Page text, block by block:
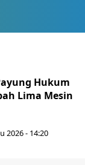
Hukum
Lima Mesin
2026 - 14:20